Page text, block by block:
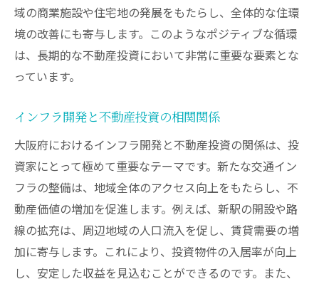
域の商業施設や住宅地の発展をもたらし、全体的な住環
境の改善にも寄与します。このようなポジティブな循環
は、長期的な不動産投資において非常に重要な要素とな
っています。
インフラ開発と不動産投資の相関関係
大阪府におけるインフラ開発と不動産投資の関係は、投
資家にとって極めて重要なテーマです。新たな交通イン
フラの整備は、地域全体のアクセス向上をもたらし、不
動産価値の増加を促進します。例えば、新駅の開設や路
線の拡充は、周辺地域の人口流入を促し、賃貸需要の増
加に寄与します。これにより、投資物件の入居率が向上
し、安定した収益を見込むことができるのです。また、